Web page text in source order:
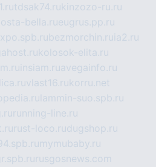
tdsak74.rukinzozo-ru.ru
bella.rueugrus.pp.ru
bezmorchin.ru ia2.ru
kolosok-elita.ru
insiam.ruavegainfo.ru
vlast16.rukorru.net
lammin-suo.spb.ru
running-line.ru
rust-loco.rudugshop.ru
mymubaby.ru
rusgosnews.com